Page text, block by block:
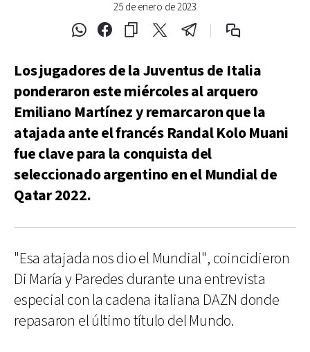
25 de enero de 2023
Los jugadores de la Juventus de Italia
ponderaron este miércoles al arquero
Emiliano Martínez y remarcaron que la
atajada ante el francés Randal Kolo Muani
fue clave para la conquista del
seleccionado argentino en el Mundial de
Qatar 2022.
"Esa atajada nos dio el Mundial", coincidieron
Di María y Paredes durante una entrevista
especial con la cadena italiana DAZN donde
repasaron el último título del Mundo.